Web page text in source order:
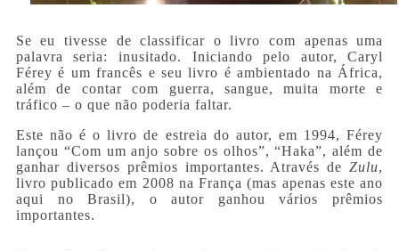
Se eu tivesse de classificar o livro com apenas uma
palavra seria: inusitado. Iniciando pelo autor, Caryl
Férey é um francês e seu livro é ambientado na África,
além de contar com guerra, sangue, muita morte e
tráfico – o que não poderia faltar.
Este não é o livro de estreia do autor, em 1994, Férey
lançou “Com um anjo sobre os olhos”, “Haka”, além de
ganhar diversos prêmios importantes. Através deZulu,
livro publicado em 2008 na França (mas apenas este ano
aqui no Brasil), o autor ganhou vários prêmios
importantes.